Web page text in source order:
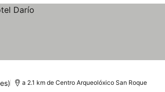
a 2.1 km de Centro Arqueolóxico San Roque